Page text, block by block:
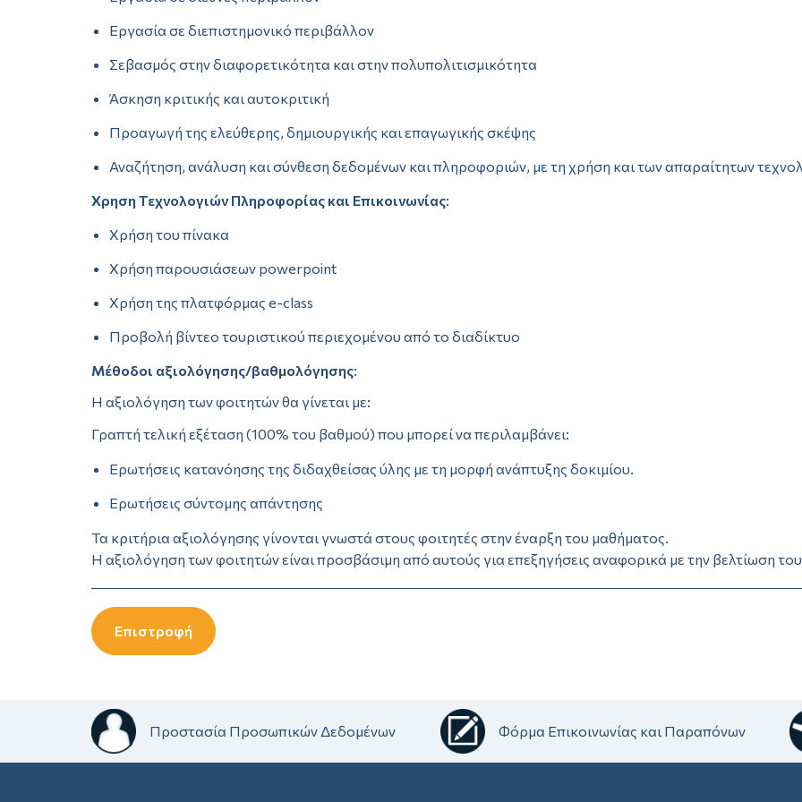
Εργασία σε διεπιστημονικό περιβάλλον
Σεβασμός στην διαφορετικότητα και στην πολυπολιτισμικότητα
Άσκηση κριτικής και αυτοκριτική
Προαγωγή της ελεύθερης, δημιουργικής και επαγωγικής σκέψης
Αναζήτηση, ανάλυση και σύνθεση δεδομένων και πληροφοριών, με τη χρήση και των απαραίτητων
Χρηση Τεχνολογιών Πληροφορίας και Επικοινωνίας:
Χρήση του πίνακα
Χρήση παρουσιάσεων powerpoint
Χρήση της πλατφόρμας e-class
Προβολή βίντεο τουριστικού περιεχομένου από το διαδίκτυο
Μέθοδοι αξιολόγησης/βαθμολόγησης:
Η αξιολόγηση των φοιτητών θα γίνεται με:
Γραπτή τελική εξέταση (100% του βαθμού) που μπορεί να περιλαμβάνει:
Ερωτήσεις κατανόησης της διδαχθείσας ύλης με τη μορφή ανάπτυξης δοκιμίου.
Ερωτήσεις σύντομης απάντησης
Τα κριτήρια αξιολόγησης γίνονται γνωστά στους φοιτητές στην έναρξη του μαθήματος.
Η αξιολόγηση των φοιτητών είναι προσβάσιμη από αυτούς για επεξηγήσεις αναφορικά με την βελτίωση
Επιστροφή
Προστασία Προσωπικών Δεδομένων Φόρμα Επικοινωνίας και Παραπόνων